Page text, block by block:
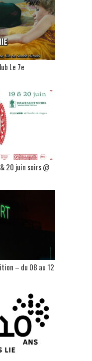
Le 7e
20 juin soirs @
– du 08 au 12